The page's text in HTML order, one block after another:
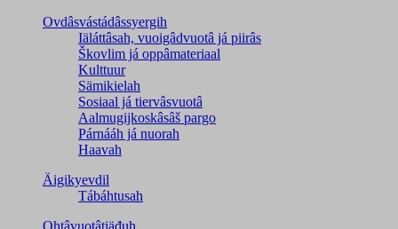
Ovdâsvástádâssyergih
Iäláttâsah, vuoigâdvuotâ já piirâs
Škovlim já oppâmateriaal
Kulttuur
Sämikielah
Sosiaal já tiervâsvuotâ
Aalmugijkoskâsâš pargo
Párnááh já nuorah
Haavah
Äigikyevdil
Tábáhtusah
Ohtâvuotâtiäđuh